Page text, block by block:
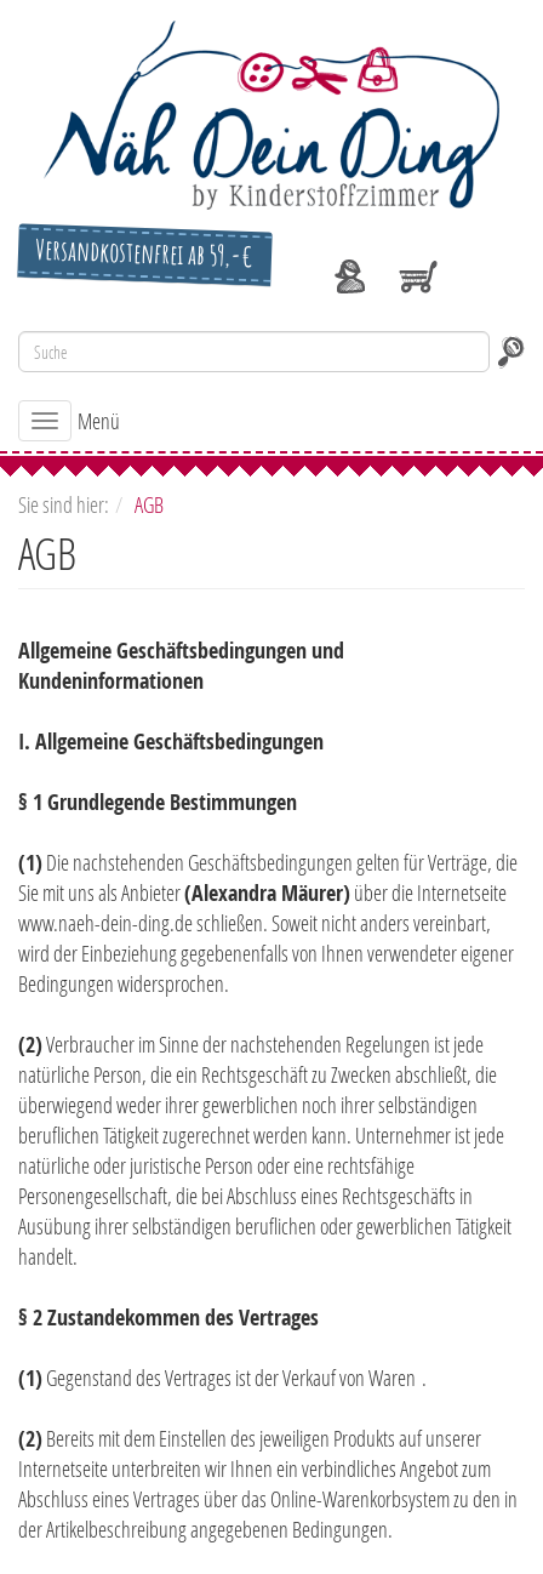
Versandkostenfrei ab 59,-€
Toggle
navigation
Menü
Sie sind hier: AGB
AGB
Allgemeine Geschäftsbedingungen und
Kundeninformationen
I. Allgemeine Geschäftsbedingungen
§ 1 Grundlegende Bestimmungen
(1)Die nachstehenden Geschäftsbedingungen gelten für Verträge, die
Sie mit uns als Anbieter(Alexandra Mäurer)über die Internetseite
www.naeh-dein-ding.de schließen. Soweit nicht anders vereinbart,
wird der Einbeziehung gegebenenfalls von Ihnen verwendeter eigener
Bedingungen widersprochen.
(2)Verbraucher im Sinne der nachstehenden Regelungen ist jede
natürliche Person, die ein Rechtsgeschäft zu Zwecken abschließt, die
überwiegend weder ihrer gewerblichen noch ihrer selbständigen
beruflichen Tätigkeit zugerechnet werden kann. Unternehmer ist jede
natürliche oder juristische Person oder eine rechtsfähige
Personengesellschaft, die bei Abschluss eines Rechtsgeschäfts in
Ausübung ihrer selbständigen beruflichen oder gewerblichen Tätigkeit
handelt.
§ 2 Zustandekommen des Vertrages
(1)Gegenstand des Vertrages ist der Verkauf von Waren .
(2)Bereits mit dem Einstellen des jeweiligen Produkts auf unserer
Internetseite unterbreiten wir Ihnen ein verbindliches Angebot zum
Abschluss eines Vertrages über das Online-Warenkorbsystem zu den in
der Artikelbeschreibung angegebenen Bedingungen.